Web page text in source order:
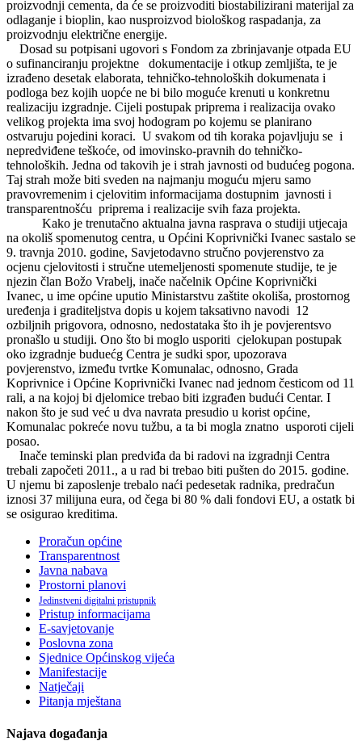
proizvodnji cementa, da će se proizvoditi biostabilizirani materijal za
odlaganje i bioplin, kao nusproizvod biološkog raspadanja, za
proizvodnju električne energije.
Dosad su potpisani ugovori s Fondom za zbrinjavanje otpada EU
o sufinanciranju projektne dokumentacije i otkup zemljišta, te je
izrađeno desetak elaborata, tehničko-tehnoloških dokumenata i
podloga bez kojih uopće ne bi bilo moguće krenuti u konkretnu
realizaciju izgradnje. Cijeli postupak priprema i realizacija ovako
velikog projekta ima svoj hodogram po kojemu se planirano
ostvaruju pojedini koraci. U svakom od tih koraka pojavljuju se i
nepredviđene teškoće, od imovinsko-pravnih do tehničko-
tehnoloških. Jedna od takovih je i strah javnosti od budućeg pogona.
Taj strah može biti sveden na najmanju moguću mjeru samo
pravovremenim i cjelovitim informacijama dostupnim javnosti i
transparentnošću priprema i realizacije svih faza projekta.
Kako je trenutačno aktualna javna rasprava o studiji utjecaja
na okoliš spomenutog centra, u Općini Koprivnički Ivanec sastalo se
9. travnja 2010. godine, Savjetodavno stručno povjerenstvo za
ocjenu cjelovitosti i stručne utemeljenosti spomenute studije, te je
njezin član Božo Vrabelj, inače načelnik Općine Koprivnički
Ivanec, u ime općine uputio Ministarstvu zaštite okoliša, prostornog
uređenja i graditeljstva dopis u kojem taksativno navodi 12
ozbiljnih prigovora, odnosno, nedostataka što ih je povjerentsvo
pronašlo u studiji. Ono što bi moglo usporiti cjelokupan postupak
oko izgradnje buduećg Centra je sudki spor, upozorava
povjerenstvo, između tvrtke Komunalac, odnosno, Grada
Koprivnice i Općine Koprivnički Ivanec nad jednom česticom od 11
rali, a na kojoj bi djelomice trebao biti izgrađen budući Centar. I
nakon što je sud već u dva navrata presudio u korist općine,
Komunalac pokreće novu tužbu, a ta bi mogla znatno usporoti cijeli
posao.
Inače teminski plan predviđa da bi radovi na izgradnji Centra
trebali započeti 2011., a u rad bi trebao biti pušten do 2015. godine.
U njemu bi zaposlenje trebalo naći pedesetak radnika, predračun
iznosi 37 milijuna eura, od čega bi 80 % dali fondovi EU, a ostatk bi
se osigurao kreditima.
Proračun općine
Transparentnost
Javna nabava
Prostorni planovi
Jedinstveni digitalni pristupnik
Pristup informacijama
E-savjetovanje
Poslovna zona
Sjednice Općinskog vijeća
Manifestacije
Natječaji
Pitanja mještana
Najava događanja